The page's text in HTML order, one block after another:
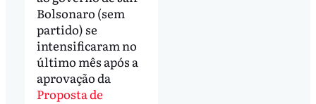
Bolsonaro (sem
partido) se
intensificaram no
último mês após a
aprovação da
Proposta de